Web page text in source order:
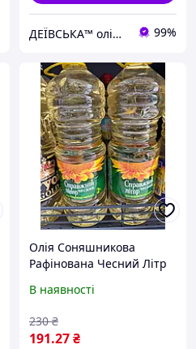
ДЕЇВСЬКА™ олійниця & ферма 99%
Олія Соняшникова
Рафінована Чесний Літр
В наявності
191.27₴
230 ₴